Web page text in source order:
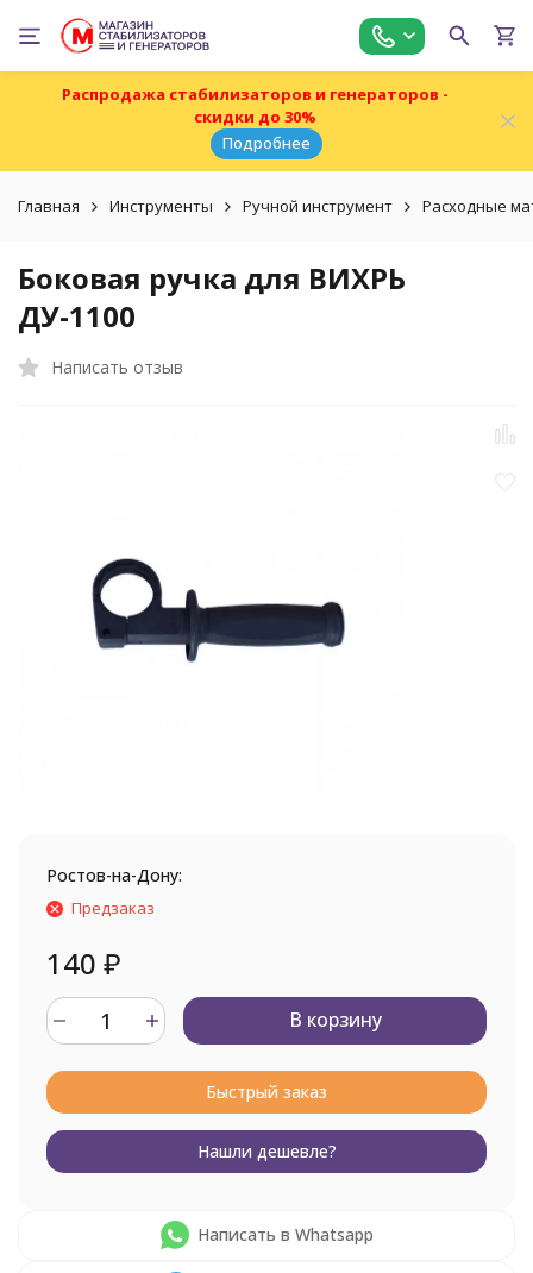
Распродажа стабилизаторов и генераторов -
скидки до 30%
Подробнее
Главная Инструменты Ручной инструмент Расходные
Боковая ручка для ВИХРЬ
ДУ-1100
Написать отзыв
Ростов-на-Дону:
Предзаказ
140 ₽
В корзину
Быстрый заказ
Нашли дешевле?
Написать в Whatsapp